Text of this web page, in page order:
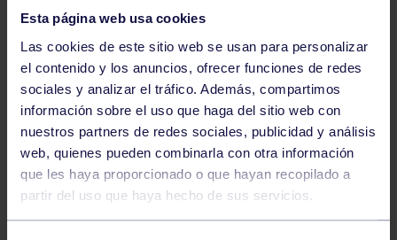
Esta página web usa cookies
Las cookies de este sitio web se usan para personalizar
el contenido y los anuncios, ofrecer funciones de redes
sociales y analizar el tráfico. Además, compartimos
información sobre el uso que haga del sitio web con
nuestros partners de redes sociales, publicidad y análisis
web, quienes pueden combinarla con otra información
que les haya proporcionado o que hayan recopilado a
partir del uso que haya hecho de sus servicios.
ESTELA VILLANUEVA MIER
BLANCA SUAREZ VIEDMA
RITA MORILLA LOZANO